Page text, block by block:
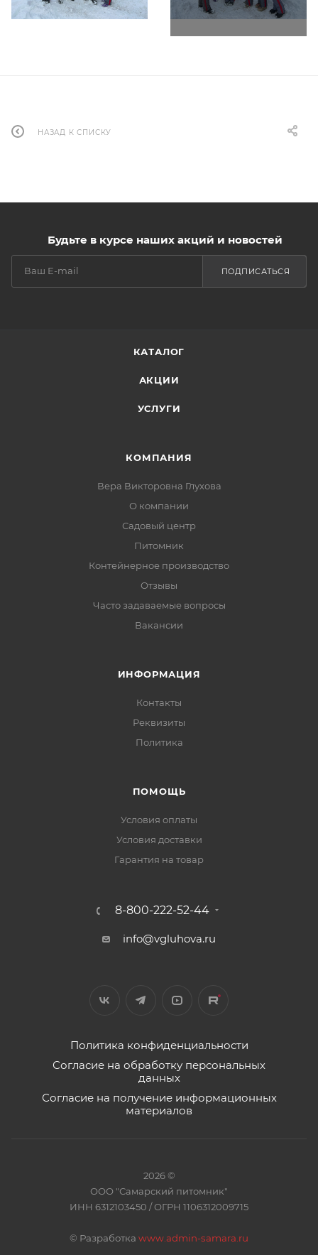
НАЗАД К СПИСКУ
Будьте в курсе наших акций и новостей
ПОДПИСАТЬСЯ
КАТАЛОГ
АКЦИИ
УСЛУГИ
КОМПАНИЯ
Вера Викторовна Глухова
О компании
Садовый центр
Питомник
Контейнерное производство
Отзывы
Часто задаваемые вопросы
Вакансии
ИНФОРМАЦИЯ
Контакты
Реквизиты
Политика
ПОМОЩЬ
Условия оплаты
Условия доставки
Гарантия на товар
8-800-222-52-44
info@vgluhova.ru
Политика конфиденциальности
Согласие на обработку персональных
данных
Согласие на получение информационных
материалов
2026 ©
ООО "Самарский питомник"
ИНН 6312103450 / ОГРН 1106312009715
© Разработка www.admin-samara.ru